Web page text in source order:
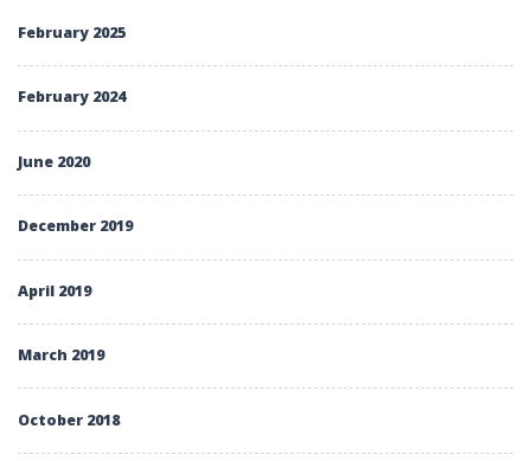
February 2025
February 2024
June 2020
December 2019
April 2019
March 2019
October 2018